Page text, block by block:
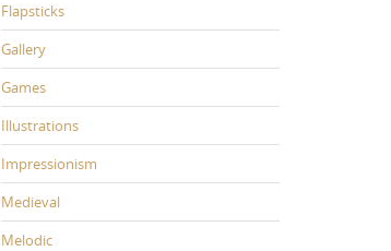
Flapsticks
Gallery
Games
Illustrations
Impressionism
Medieval
Melodic